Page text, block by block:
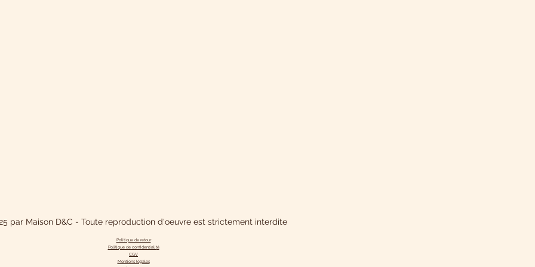
par Maison D&C - Toute reproduction d'oeuvre est strictement interdite
Politique de retour
Politique de confidentialité
CGV
Mentions légales